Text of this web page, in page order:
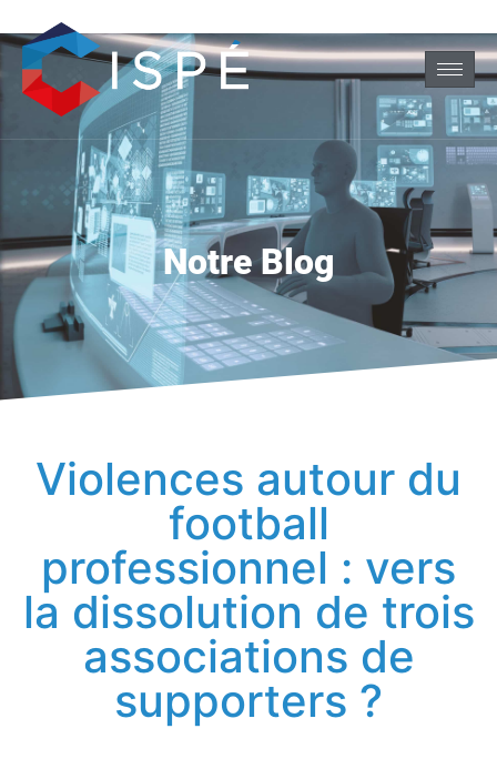
Notre Blog
Violences autour du
football
professionnel : vers
la dissolution de trois
associations de
supporters ?